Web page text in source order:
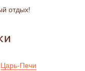
отдых!
Царь-Печи